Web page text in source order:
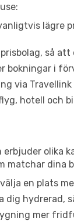
lägre
så
bokningar i
via
hotell
olika
matchar dina
en plats
hydrerad,
mer